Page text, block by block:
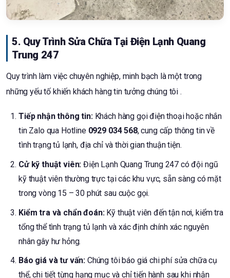
5. Quy Trình Sửa Chữa Tại Điện Lạnh Quang
Trung 247
Quy trình làm việc chuyên nghiệp, minh bạch là một trong
những yếu tố khiến khách hàng tin tưởng chúng tôi .
Tiếp nhận thông tin:Khách hàng gọi điện thoại hoặc nhắn
tin Zalo qua Hotline 0929 034 568, cung cấp thông tin về
tình trạng tủ lạnh, địa chỉ và thời gian thuận tiện.
Cử kỹ thuật viên: Điện Lạnh Quang Trung 247 có đội ngũ
kỹ thuật viên thường trực tại các khu vực, sẵn sàng có mặt
trong vòng 15 – 30 phút sau cuộc gọi.
Kiểm tra và chẩn đoán:Kỹ thuật viên đến tận nơi, kiểm tra
tổng thể tình trạng tủ lạnh và xác định chính xác nguyên
nhân gây hư hỏng.
Báo giá và tư vấn: Chúng tôi báo giá chi phí sửa chữa cụ
thể, chi tiết từng hạng mục và chỉ tiến hành sau khi nhận